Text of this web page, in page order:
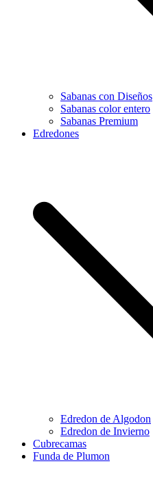
Sabanas con Diseños
Sabanas color entero
Sabanas Premium
Edredones
Edredon de Algodon
Edredon de Invierno
Cubrecamas
Funda de Plumon